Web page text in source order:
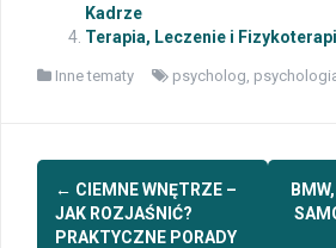
Kadrze
Terapia, Leczenie i
Inne tematy psycholog
Post
navigation
← CIEMNE WNĘTRZE –
JAK ROZJAŚNIĆ?
PRAKTYCZNE PORADY